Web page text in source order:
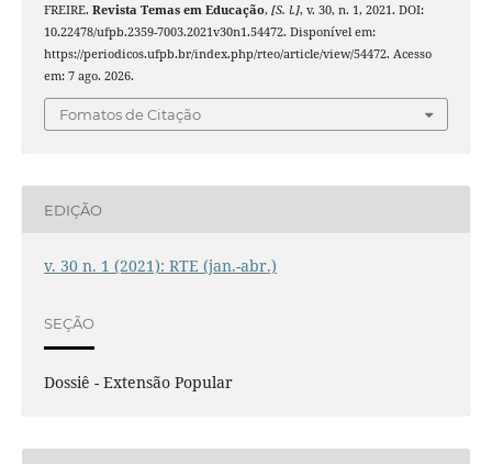
FREIRE. Revista Temas em Educação, [S. l.], v. 30, n. 1, 2021. DOI:
10.22478/ufpb.2359-7003.2021v30n1.54472. Disponível em:
https://periodicos.ufpb.br/index.php/rteo/article/view/54472. Acesso
em: 7 ago. 2026.
Fomatos de Citação
EDIÇÃO
v. 30 n. 1 (2021): RTE (jan.-abr.)
SEÇÃO
Dossiê - Extensão Popular